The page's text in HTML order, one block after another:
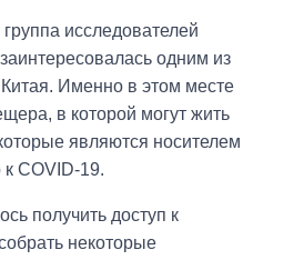
исследователей
одним из
Именно в этом месте
в которой могут жить
являются носителем
к COVID-19.
получить доступ к
некоторые